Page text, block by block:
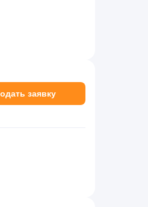
заявку